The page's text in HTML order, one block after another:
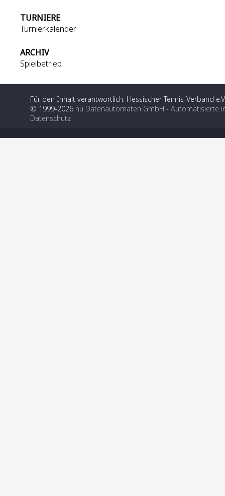
TURNIERE
Turnierkalender
ARCHIV
Spielbetrieb
Für den Inhalt verantwortlich: Hessischer Tennis-Verband
© 1999-2026 nu Datenautomaten GmbH - Automatisierte
Datenschutz